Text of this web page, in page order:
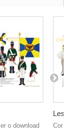
o download
Les...
Cor